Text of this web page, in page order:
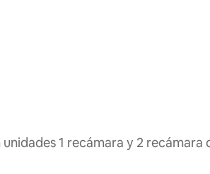
1 recámara y 2 recámara